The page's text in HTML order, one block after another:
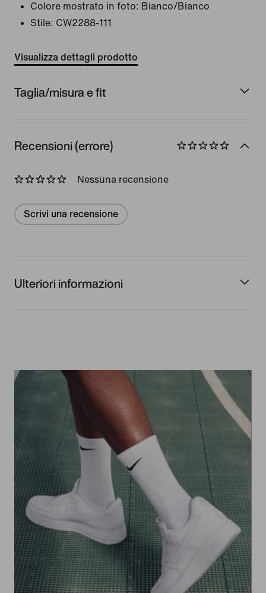
Colore mostrato in foto: Bianco/Bianco
Stile: CW2288-111
Visualizza dettagli prodotto
Taglia/misura e fit
Recensioni (errore)
Nessuna recensione
Scrivi una recensione
Ulteriori informazioni